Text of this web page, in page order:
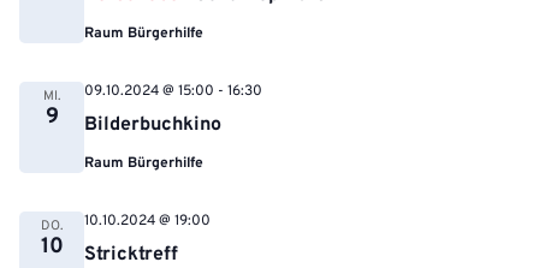
Raum Bürgerhilfe
MI.
9 Bilderbuchkino
09.10.2024 @ 15:00 - 16:30
Raum Bürgerhilfe
DO.
10 Stricktreff
10.10.2024 @ 19:00